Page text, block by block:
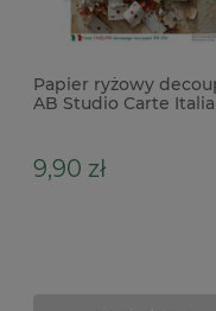
Papier ryżowy
AB Studio Carte
9,90 zł